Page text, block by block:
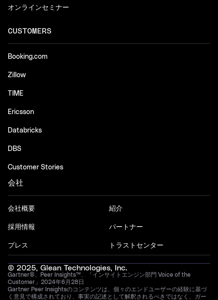
オンラインセミナー
CUSTOMERS
Booking.com
Zillow
TIME
Ericsson
Databricks
DBS
Customer Stories
会社
会社概要
採用情報
プレス
紹介
パートナー
トラストセンター
© 2025, Glean Technologies, Inc.
Gartner®、Peer Insights™、「インサイトエンジン部門 Voice of the
Customer」2024年6月28日
Gartner Peer Insightsのコンテンツは、個々のエンドユーザーの経験に基づ
く意見で構成されており、事実の記述として解釈されるべきではなく、ガー